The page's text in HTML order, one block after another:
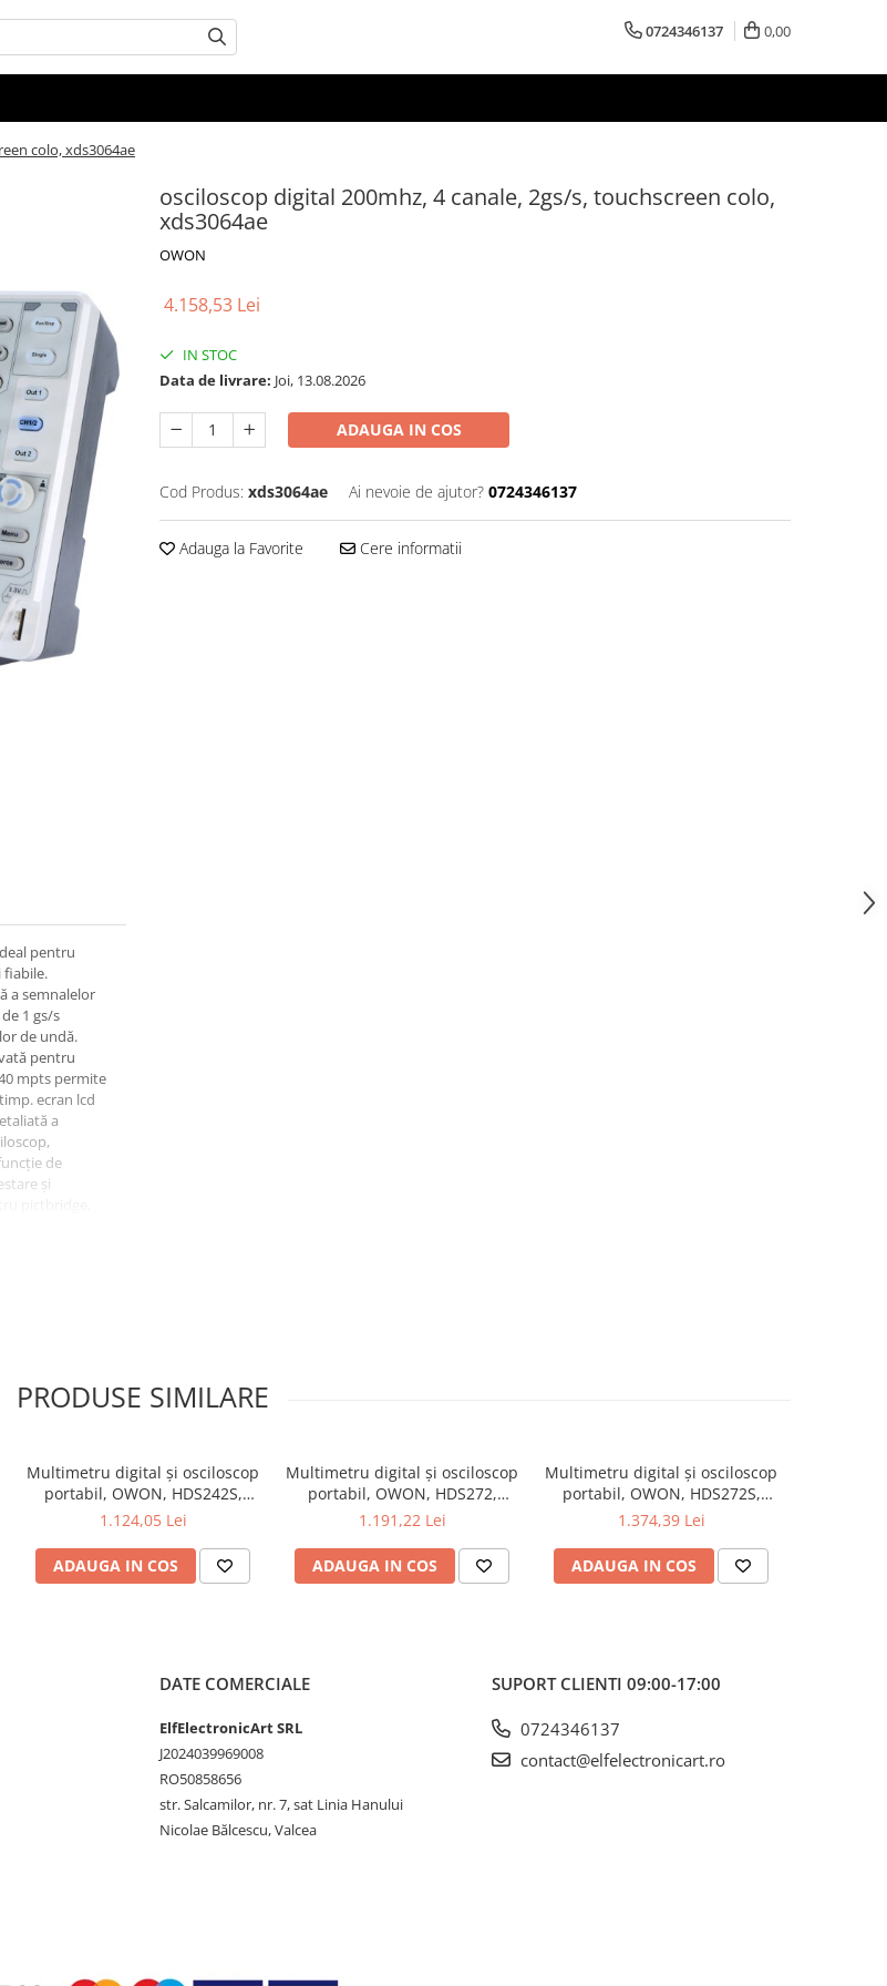
0724346137 0,00
colo, xds3064ae
osciloscop digital 200mhz, 4 canale, 2gs/s, touchscreen colo,
xds3064ae
OWON
4.158,53 Lei
IN STOC
Data de livrare: Joi, 13.08.2026
ADAUGA IN COS
Cod Produs: xds3064ae Ai nevoie de ajutor? 0724346137
Adauga la Favorite Cere informatii
pentru
fiabile.
a semnalelor
1 gs/s
de undă.
pentru
mpts permite
ecran lcd
a
de
și
funcții
unelte
pentru
PRODUSE SIMILARE
Multimetru digital și osciloscop
portabil, OWON, HDS242S,
200mV-1kV, 200mA-
1.124,05 Lei
ADAUGA IN COS
Multimetru digital și osciloscop
portabil, OWON, HDS272,
200mV-1kV, 200mA-
1.191,22 Lei
ADAUGA IN COS
Multimetru digital și osciloscop
portabil, OWON, HDS272S,
200mV-1kV, 200mA-
1.374,39 Lei
ADAUGA IN COS
DATE COMERCIALE
ElfElectronicArt SRL
J2024039969008
RO50858656
str. Salcamilor, nr. 7, sat Linia Hanului
Nicolae Bălcescu, Valcea
SUPORT CLIENTI 09:00-17:00
0724346137
contact@elfelectronicart.ro